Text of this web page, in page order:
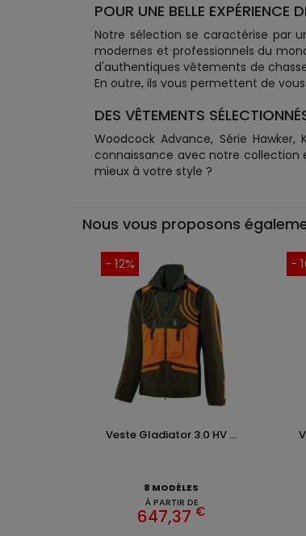
POUR UNE BELLE EXPÉRIENCE
Notre sélection se caractérise par
modernes et professionnels du
d'authentiques vêtements de
En outre, ils vous permettent de
DES VÊTEMENTS
Woodcock Advance, Série
connaissance avec notre collection
mieux à votre style ?
Nous vous proposons
- 12%
Veste Gladiator 3.0 HV ...
8 MODÈLES
À PARTIR DE
647,37 €
-